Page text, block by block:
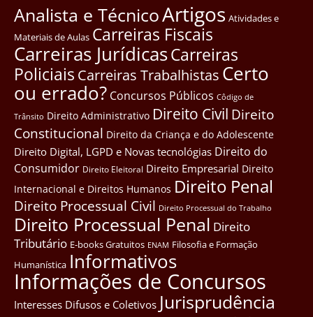
Analista e TécnicoArtigos Atividades e
Materiais de Aulas Carreiras Fiscais
Carreiras JurídicasCarreiras
Policiais Carreiras Trabalhistas Certo
ou errado? Concursos Públicos Côdigo de
Trânsito Direito Administrativo Direito Civil Direito
Constitucional Direito da Criança e do Adolescente
Direito Digital, LGPD e Novas tecnológias Direito do
Consumidor Direito Eleitoral Direito Empresarial Direito
Internacional e Direitos Humanos Direito Penal
Direito Processual Civil Direito Processual do Trabalho
Direito Processual Penal Direito
Tributário E-books Gratuitos ENAM Filosofia e Formação
Humanística Informativos
Informações de Concursos
Interesses Difusos e Coletivos Jurisprudência